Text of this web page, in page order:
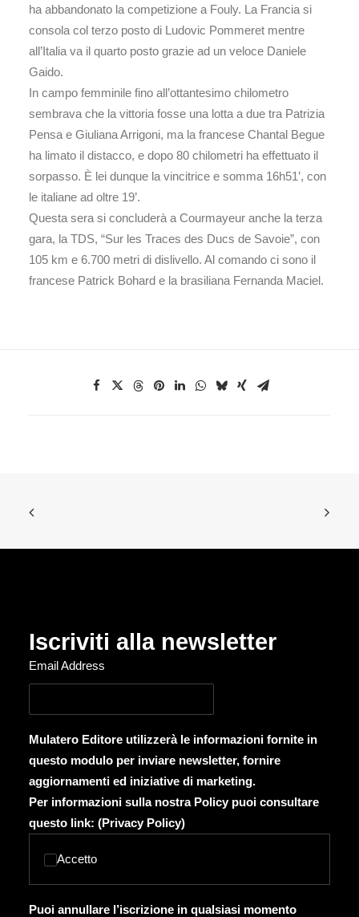
ha abbandonato la competizione a Fouly. La Francia si
consola col terzo posto di Ludovic Pommeret mentre
all’Italia va il quarto posto grazie ad un veloce Daniele
Gaido.
In campo femminile fino all’ottantesimo chilometro
sembrava che la vittoria fosse una lotta a due tra Patrizia
Pensa e Giuliana Arrigoni, ma la francese Chantal Begue
ha limato il distacco, e dopo 80 chilometri ha effettuato il
sorpasso. È lei dunque la vincitrice e somma 16h51’, con
le italiane ad oltre 19’.
Questa sera si concluderà a Courmayeur anche la terza
gara, la TDS, “Sur les Traces des Ducs de Savoie”, con
105 km e 6.700 metri di dislivello. Al comando ci sono il
francese Patrick Bohard e la brasiliana Fernanda Maciel.
Iscriviti alla newsletter
Email Address
Mulatero Editore utilizzerà le informazioni fornite in
questo modulo per inviare newsletter, fornire
aggiornamenti ed iniziative di marketing.
Per informazioni sulla nostra Policy puoi consultare
questo link: (Privacy Policy)
Accetto
Puoi annullare l’iscrizione in qualsiasi momento